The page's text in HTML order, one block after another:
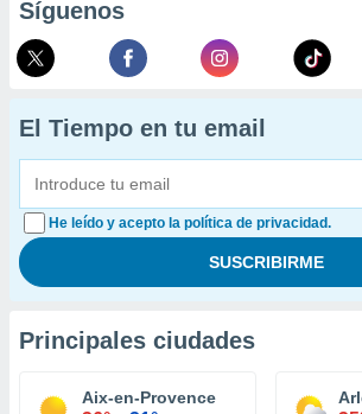
Síguenos
El Tiempo en tu email
He leído y acepto la política de privacidad.
Principales ciudades
Aix-en-Provence